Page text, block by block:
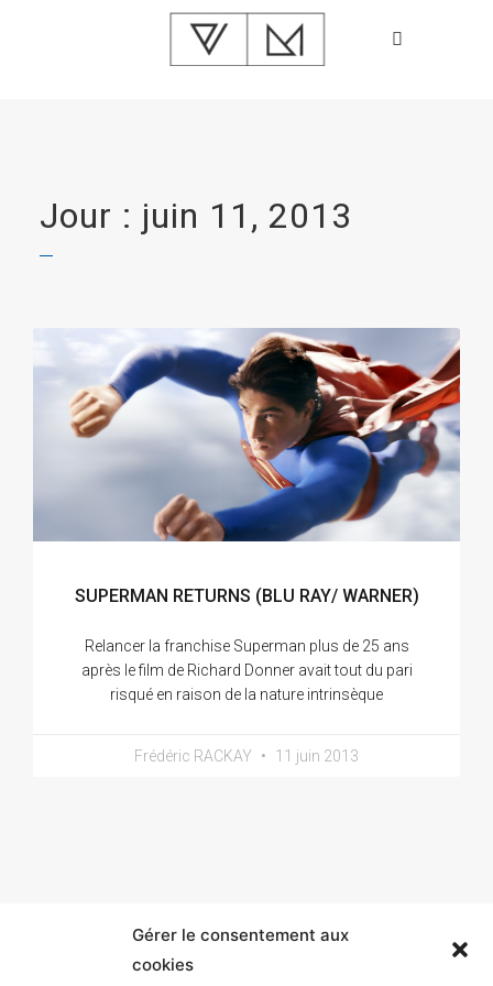
Gérer le consentement aux
cookies
Jour : juin 11, 2013
SUPERMAN RETURNS (BLU RAY/ WARNER)
Relancer la franchise Superman plus de 25 ans
après le film de Richard Donner avait tout du pari
risqué en raison de la nature intrinsèque
Frédéric RACKAY 11 juin 2013